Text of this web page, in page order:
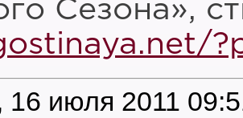
Сезона»,
16 июля 2011